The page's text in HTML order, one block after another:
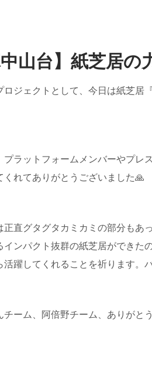
中山台】紙芝居の
ロジェクトとして、今日は紙芝居
プラットフォームメンバーやプレ
くれてありがとうございました🙏
正直グタグタカミカミの部分もあ
インパクト抜群の紙芝居ができた
活躍してくれることを祈ります。
チーム、阿倍野チーム、ありがと